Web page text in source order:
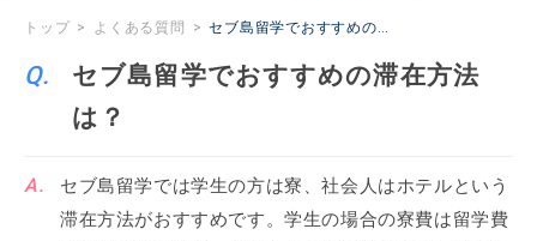
トップ よくある質問 セブ島留学でおすすめの滞在方法は？
セブ島留学でおすすめの滞在方法
は？
セブ島留学では学生の方は寮、社会人はホテルという
滞在方法がおすすめです。学生の場合の寮費は留学費